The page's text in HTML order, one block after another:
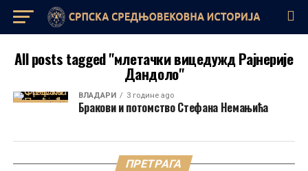
All posts tagged "млетачки вицедужд Рајнерије
Дандоло"
ВЛАДАРИ 3 године ago
Бракови и потомство Стефана Немањића
ПРЕТРАГА